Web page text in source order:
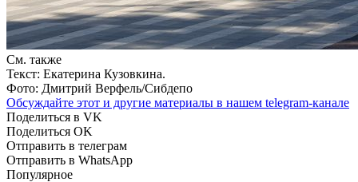
См. также
Текст: Екатерина Кузовкина.
Фото: Дмитрий Верфель/Сибдепо
Обсуждайте этот и другие материалы в нашем telegram-канале
Поделиться в VK
Поделиться OK
Отправить в телеграм
Отправить в WhatsApp
Популярное